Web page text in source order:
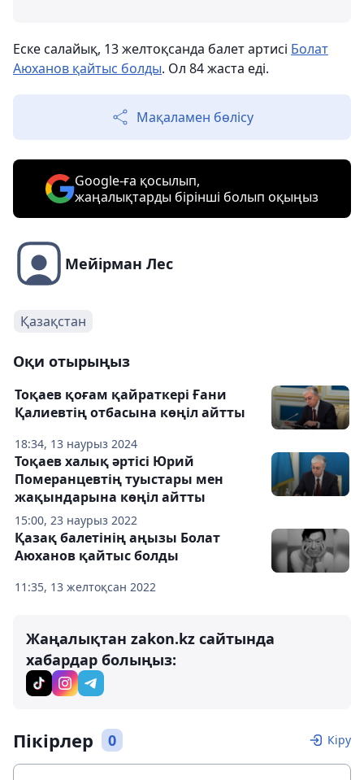
Еске салайық, 13 желтоқсанда балет артисі Болат
Аюханов қайтыс болды. Ол 84 жаста еді.
Мақаламен бөлісу
Google-ға қосылып,
жаңалықтарды бірінші болып оқыңыз
Мейірман Лес
Қазақстан
Оқи отырыңыз
18:34, 13 наурыз 2024
Тоқаев қоғам қайраткері Ғани
Қалиевтің отбасына көңіл айтты
15:00, 23 наурыз 2022
Тоқаев халық әртісі Юрий
Померанцевтің туыстары мен
жақындарына көңіл айтты
11:35, 13 желтоқсан 2022
Қазақ балетінің аңызы Болат
Аюханов қайтыс болды
Жаңалықтан zakon.kz сайтында
хабардар болыңыз:
Пікірлер 0 Кіру